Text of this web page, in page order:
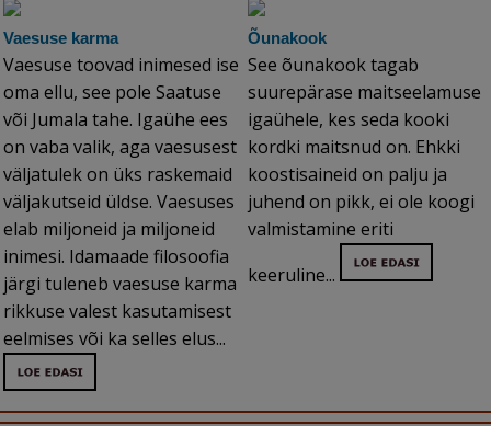
Vaesuse karma
Vaesuse toovad inimesed ise
oma ellu, see pole Saatuse
või Jumala tahe. Igaühe ees
on vaba valik, aga vaesusest
väljatulek on üks raskemaid
väljakutseid üldse. Vaesuses
elab miljoneid ja miljoneid
inimesi. Idamaade filosoofia
järgi tuleneb vaesuse karma
rikkuse valest kasutamisest
eelmises või ka selles elus...
Õunakook
See õunakook tagab
suurepärase maitseelamuse
igaühele, kes seda kooki
kordki maitsnud on. Ehkki
koostisaineid on palju ja
juhend on pikk, ei ole koogi
valmistamine eriti
keeruline...